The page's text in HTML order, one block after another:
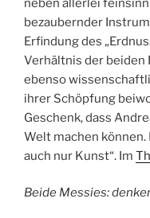
neben allerlei
bezaubernder
Erfindung des
Verhältnis der beiden
ebenso
ihrer Schöpfung
Geschenk, dass
Welt machen können.
auch nur Kunst“. Im
Beide Messies: